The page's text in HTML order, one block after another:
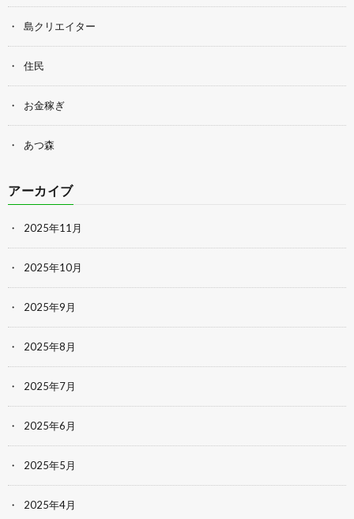
島クリエイター
住民
お金稼ぎ
あつ森
アーカイブ
2025年11月
2025年10月
2025年9月
2025年8月
2025年7月
2025年6月
2025年5月
2025年4月